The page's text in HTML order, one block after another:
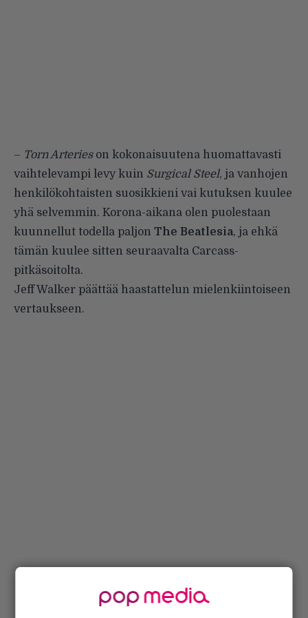
– Torn Arterieson kokonaisuutena huomattavasti
vaihtelevampi levy kuin Surgical Steel, ja vanhojen
henkilökohtaisten suosikkieni vai kutuksen kuulee
yhä selvemmin. Korona-aikana olen puolestaan
kuunnellut todella paljon The Beatlesia, ja ehkä
tämän kuulee sitten seuraavalta Carcass-
pitkäsoitolta.
Jeff Walker päättää haastattelun mielenkiintoiseen
vertaukseen.